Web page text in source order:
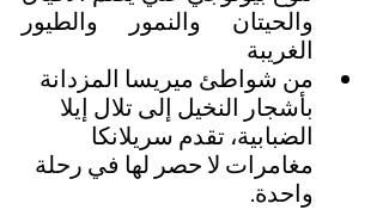
الغريبة
من شواطئ ميريسا المزدانة
بأشجار النخيل إلى تلال إيلا
الضبابية، تقدم سريلانكا
مغامرات لا حصر لها في رحلة
واحدة.